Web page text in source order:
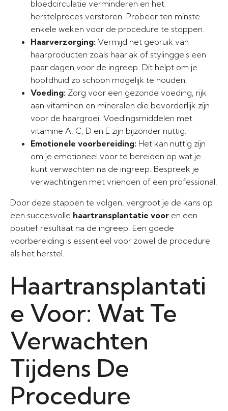
bloedcirculatie verminderen en het
herstelproces verstoren. Probeer ten minste
enkele weken voor de procedure te stoppen.
Haarverzorging: Vermijd het gebruik van
haarproducten zoals haarlak of stylinggels een
paar dagen voor de ingreep. Dit helpt om je
hoofdhuid zo schoon mogelijk te houden.
Voeding: Zorg voor een gezonde voeding, rijk
aan vitaminen en mineralen die bevorderlijk zijn
voor de haargroei. Voedingsmiddelen met
vitamine A, C, D en E zijn bijzonder nuttig.
Emotionele voorbereiding: Het kan nuttig zijn
om je emotioneel voor te bereiden op wat je
kunt verwachten na de ingreep. Bespreek je
verwachtingen met vrienden of een professional.
Door deze stappen te volgen, vergroot je de kans op
een succesvolle haartransplantatie voor en een
positief resultaat na de ingreep. Een goede
voorbereiding is essentieel voor zowel de procedure
als het herstel.
Haartransplantati
e Voor: Wat Te
Verwachten
Tijdens De
Procedure